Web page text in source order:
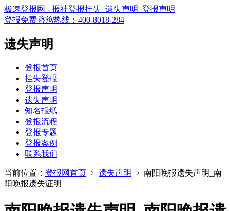
极速登报网 - 报社登报挂失_遗失声明_登报声明
登报免费咨询热线： 400-8018-284
遗失声明
登报首页
挂失登报
登报声明
遗失声明
知名报纸
登报流程
登报专题
登报案例
联系我们
当前位置： 登报网首页 ﹥ 遗失声明 ﹥ 南阳晚报遗失声明_南
阳晚报遗失证明